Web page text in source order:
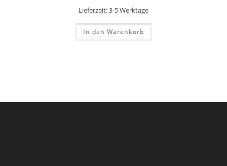
Lieferzeit:3-5 Werktage
In den Warenkorb